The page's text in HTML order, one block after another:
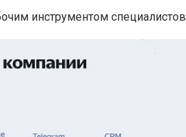
инструментом специалистов